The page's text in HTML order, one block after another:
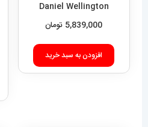
Daniel Wellington
Quadro 421
5,839,000 تومان
افزودن به سبد خرید